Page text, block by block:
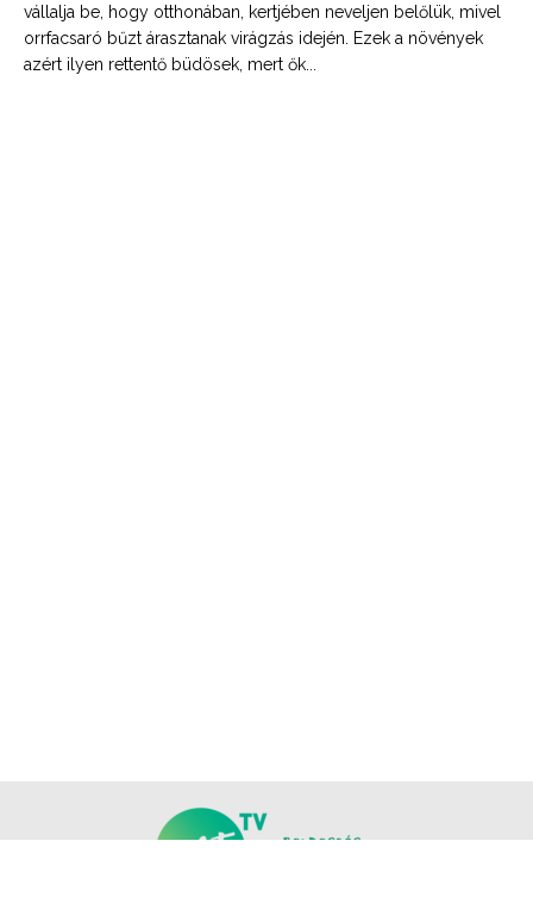
vállalja be, hogy otthonában, kertjében neveljen belőlük, mivel
orrfacsaró bűzt árasztanak virágzás idején. Ezek a növények
azért ilyen rettentő büdösek, mert ők...